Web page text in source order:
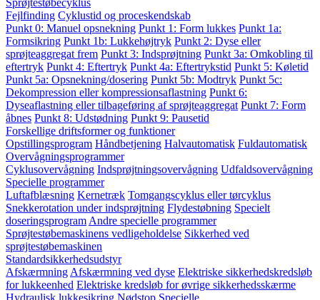
Sprøjtestøbecyklus
Fejlfinding Cyklustid og proceskendskab
Punkt 0: Manuel opsnekning Punkt 1: Form lukkes Punkt 1a:
Formsikring Punkt 1b: Lukkehøjtryk Punkt 2: Dyse eller
sprøjteaggregat frem Punkt 3: Indsprøjtning Punkt 3a: Omkobling til
eftertryk Punkt 4: Eftertryk Punkt 4a: Eftertrykstid Punkt 5: Køletid
Punkt 5a: Opsnekning/dosering Punkt 5b: Modtryk Punkt 5c:
Dekompression eller kompressionsaflastning Punkt 6:
Dyseaflastning eller tilbageføring af sprøjteaggregat Punkt 7: Form
åbnes Punkt 8: Udstødning Punkt 9: Pausetid
Forskellige driftsformer og funktioner
Opstillingsprogram Håndbetjening Halvautomatisk Fuldautomatisk
Overvågningsprogrammer
Cyklusovervågning Indsprøjtningsovervågning Udfaldsovervågning
Specielle programmer
Luftafblæsning Kernetræk Tomgangscyklus eller tørcyklus
Snekkerotation under indsprøjtning Flydestøbning Specielt
doseringsprogram Andre specielle programmer
Sprøjtestøbemaskinens vedligeholdelse Sikkerhed ved
sprøjtestøbemaskinen
Standardsikkerhedsudstyr
Afskærmning Afskærmning ved dyse Elektriske sikkerhedskredsløb
for lukkeenhed Elektriske kredsløb for øvrige sikkerhedsskærme
Hydraulisk lukkesikring Nødstop Specielle